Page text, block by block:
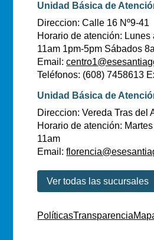
Unidad Básica de
Direccion: Calle 16 Nº9-41
Horario de atención: Lunes
11am 1pm-5pm Sábados
Email:
Teléfonos: (608) 7458613
Unidad Básica de
Direccion: Vereda Tras del
Horario de atención:
11am
Email:
Ver todas las sucursales
PolíticasTransparencia